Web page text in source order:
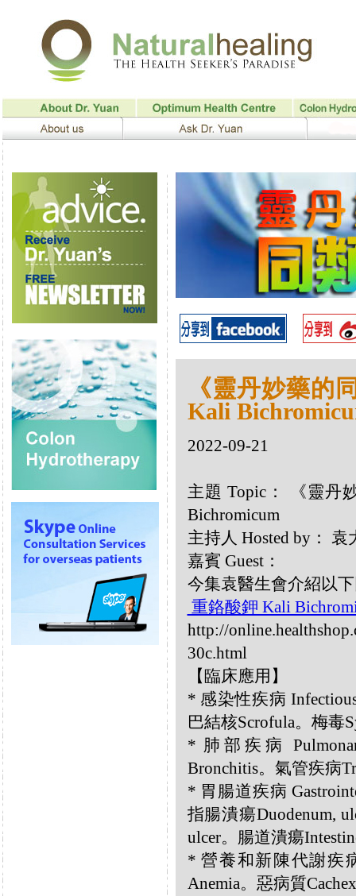
《靈丹妙藥的
Kali
2022-09-21
主題 Topic： 《靈丹
Bichromicum
主持人 Hosted by：
嘉賓 Guest：
今集袁醫生會介紹以
重鉻酸鉀 Kali
http://
30c.html
【臨床應用】
* 感染性疾病
巴結核Scrofula。梅毒
* 肺部疾病
Bronchitis。氣管疾病
* 胃腸道疾病
指腸潰瘍Duodenum,
ulcer。腸道潰瘍
* 營養和新陳代謝疾
Anemia。惡病質